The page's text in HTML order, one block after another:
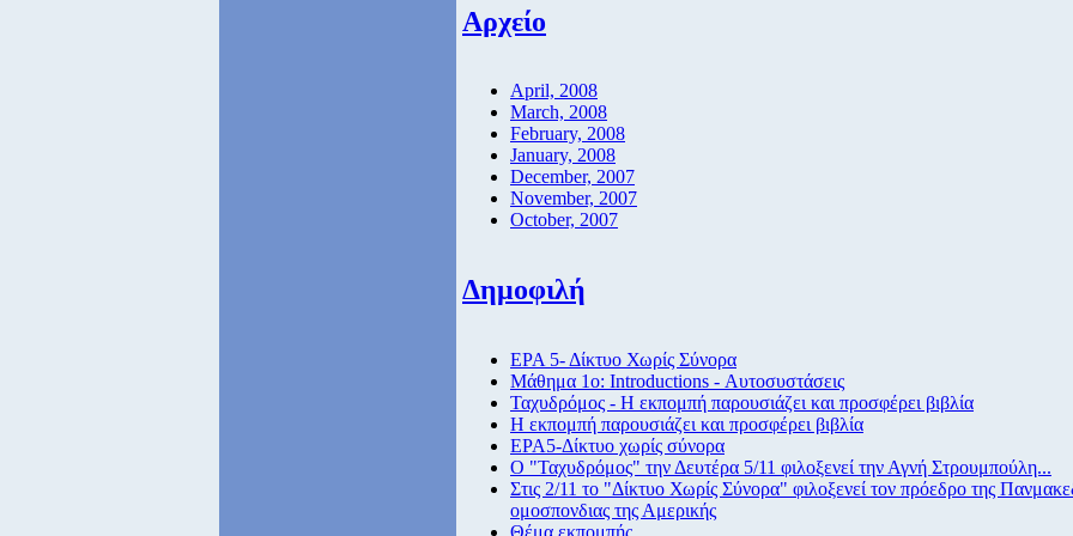
Αρχείο
April, 2008
March, 2008
February, 2008
January, 2008
December, 2007
November, 2007
October, 2007
Δημοφιλή
ΕΡΑ 5- Δίκτυο Χωρίς Σύνορα
Μάθημα 1ο: Introductions - Αυτοσυστάσεις
Ταχυδρόμος - Η εκπομπή παρουσιάζει και προσφέρει βιβλία
Η εκπομπή παρουσιάζει και προσφέρει βιβλία
ΕΡΑ5-Δίκτυο χωρίς σύνορα
Ο "Ταχυδρόμος" την Δευτέρα 5/11 φιλοξενεί την Αγνή Στρουμπούλη...
Στις 2/11 το "Δίκτυο Χωρίς Σύνορα" φιλοξενεί τον πρόεδρο της
ομοσπονδιας της Αμερικής